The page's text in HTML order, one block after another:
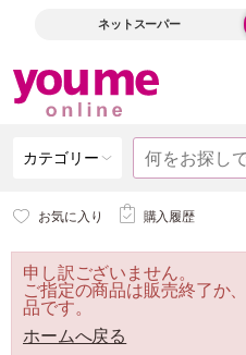
ネットスーパー
カテゴリー
お気に入り 購入履歴
申し訳ございません。
ご指定の商品は販売終了か
品です。
ホームへ戻る